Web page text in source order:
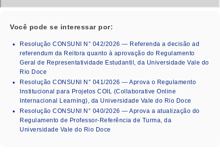
Você pode se interessar por:
Resolução CONSUNI N° 042/2026 — Referenda a decisão ad
referendum da Reitora quanto à aprovação do Regulamento
Geral de Representatividade Estudantil, da Universidade Vale do
Rio Doce
Resolução CONSUNI N° 041/2026 — Aprova o Regulamento
Institucional para Projetos COIL (Collaborative Online
Internacional Learning), da Universidade Vale do Rio Doce
Resolução CONSUNI N° 040/2026 — Aprova a atualização do
Regulamento de Professor-Referência de Turma, da
Universidade Vale do Rio Doce